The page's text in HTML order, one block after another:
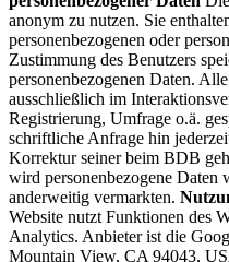
anonym zu nutzen. Sie
personenbezogenen oder
Zustimmung des Benutzers
personenbezogenen Daten.
ausschließlich im
Registrierung, Umfrage o.ä.
schriftliche Anfrage hin
Korrektur seiner beim BDB
wird personenbezogene Daten
anderweitig vermarkten.
Website nutzt Funktionen des
Analytics. Anbieter ist die
Mountain View, CA 94043,